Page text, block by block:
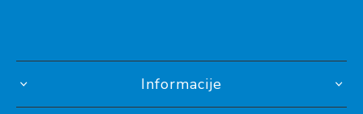
Informacije